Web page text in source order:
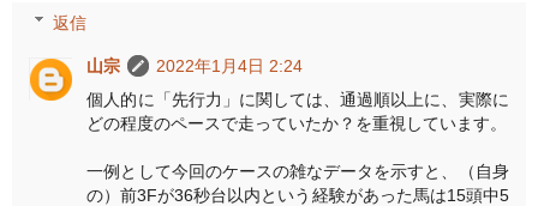
返信
山宗
2022年1月4日 2:24
個人的に「先行力」に関しては、通過順以上に、実際に
どの程度のペースで走っていたか？を重視しています。
一例として今回のケースの雑なデータを示すと、（自身
の）前3Fが36秒台以内という経験があった馬は15頭中5